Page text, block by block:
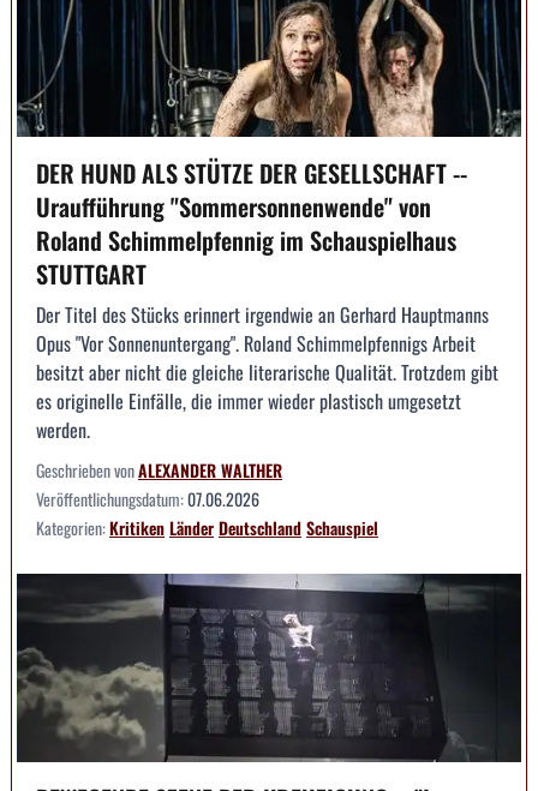
DER HUND ALS STÜTZE DER GESELLSCHAFT --
Uraufführung "Sommersonnenwende" von
Roland Schimmelpfennig im Schauspielhaus
STUTTGART
Der Titel des Stücks erinnert irgendwie an Gerhard Hauptmanns
Opus "Vor Sonnenuntergang". Roland Schimmelpfennigs Arbeit
besitzt aber nicht die gleiche literarische Qualität. Trotzdem gibt
es originelle Einfälle, die immer wieder plastisch umgesetzt
werden.
Geschrieben vonALEXANDER WALTHER
Veröffentlichungsdatum:07.06.2026
Kategorien:KritikenLänderDeutschlandSchauspiel